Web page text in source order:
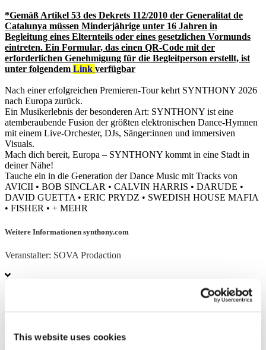
This website uses cookies
*Gemäß Artikel 53 des Dekrets 112/2010 der Generalitat de
Catalunya müssen Minderjährige unter 16 Jahren in
Begleitung eines Elternteils oder eines gesetzlichen Vormunds
eintreten. Ein Formular, das einen QR-Code mit der
erforderlichen Genehmigung für die Begleitperson erstellt, ist
unter folgendem Link verfügbar
Nach einer erfolgreichen Premieren-Tour kehrt SYNTHONY 2026
nach Europa zurück.
Ein Musikerlebnis der besonderen Art: SYNTHONY ist eine
atemberaubende Fusion der größten elektronischen Dance-Hymnen
mit einem Live-Orchester, DJs, Sänger:innen und immersiven
Visuals.
Mach dich bereit, Europa – SYNTHONY kommt in eine Stadt in
deiner Nähe!
Tauche ein in die Generation der Dance Music mit Tracks von
AVICII • BOB SINCLAR • CALVIN HARRIS • DARUDE •
DAVID GUETTA • ERIC PRYDZ • SWEDISH HOUSE MAFIA
• FISHER • + MEHR
Weitere Informationen synthony.com
Veranstalter: SOVA Prodaction